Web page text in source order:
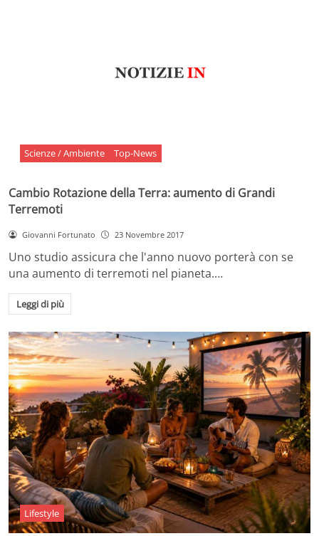
Scienze / Ambiente Top-News
Cambio Rotazione della Terra: aumento di Grandi
Terremoti
Giovanni Fortunato 23 Novembre 2017
Uno studio assicura che l'anno nuovo porterà con se
una aumento di terremoti nel pianeta.…
Leggi di più
Lifestyle